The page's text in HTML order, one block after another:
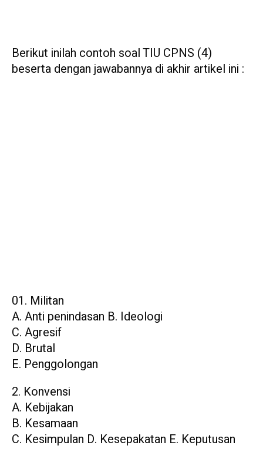
Berikut inilah contoh soal TIU CPNS (4)
beserta dengan jawabannya di akhir artikel ini :
Militan
A. Anti penindasan B. Ideologi
C. Agresif
D. Brutal
E. Penggolongan
2. Konvensi
A. Kebijakan
B. Kesamaan
C. Kesimpulan D. Kesepakatan E. Keputusan